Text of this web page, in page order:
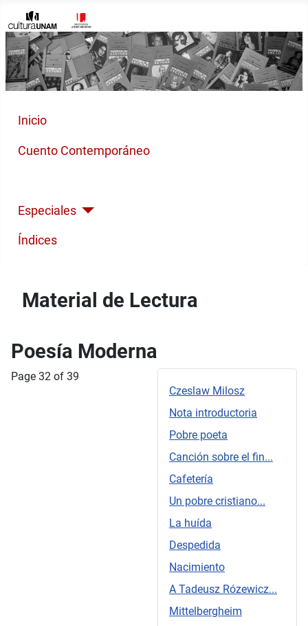
Inicio
Cuento Contemporáneo
Especiales
Índices
Material de Lectura
Poesía Moderna
Czeslaw Milosz
Nota introductoria
Pobre poeta
Canción sobre el fin...
Cafetería
Un pobre cristiano...
La huída
Despedida
Nacimiento
A Tadeusz Rózewicz...
Mittelbergheim
Page 32 of 39